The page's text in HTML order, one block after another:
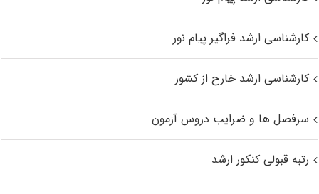
کارشناسی ارشد فراگیر پیام نور
کارشناسی ارشد خارج از کشور
سرفصل ها و ضرایب دروس آزمون
رتبه قبولی کنکور ارشد